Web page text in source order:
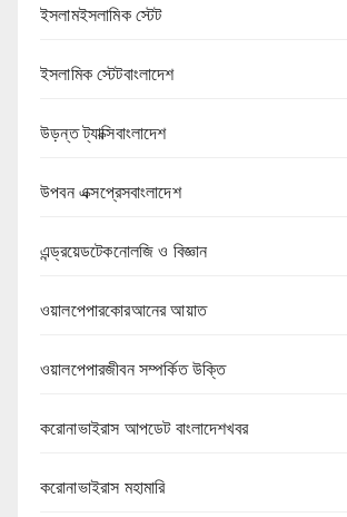
ইসলামইসলামিক স্টেট
ইসলামিক স্টেটবাংলাদেশ
উড়ন্ত ট্যাক্সিবাংলাদেশ
উপবন এক্সপ্রেসবাংলাদেশ
এন্ড্রয়েডটেকনোলজি ও বিজ্ঞান
ওয়ালপেপারকোরআনের আয়াত
ওয়ালপেপারজীবন সম্পর্কিত উক্তি
করোনাভাইরাস আপডেট বাংলাদেশখবর
করোনাভাইরাস মহামারি